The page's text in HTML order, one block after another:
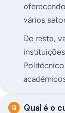
vários
De resto,
Qual é o